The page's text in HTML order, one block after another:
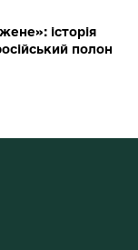
історія
полон